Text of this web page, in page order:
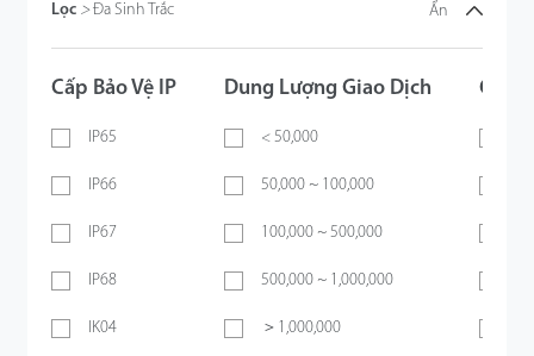
Lọc > Đa Sinh Trắc Ẩn
Cấp Bảo Vệ IP
IP65
IP66
IP67
IP68
IK04
Dung Lượng Giao Dịch
< 50,000
50,000 ~ 100,000
100,000 ~ 500,000
500,000 ~ 1,000,000
＞1,000,000
Giao